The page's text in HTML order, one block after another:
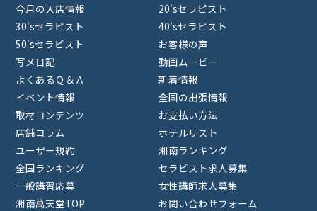
今月の入店情報
20'sセラピスト
30'sセラピスト
40'sセラピスト
50'sセラピスト
お客様の声
写メ日記
動画ムービー
よくあるＱ＆Ａ
新着情報
イベント情報
全国の出張情報
取材コンテンツ
お支払い方法
店舗コラム
ホテルリスト
ユーザー規約
湘南ランキング
全国ランキング
セラピスト求人募集
一般講習応募
女性講師求人募集
湘南萬天堂TOP
お問い合わせフォーム